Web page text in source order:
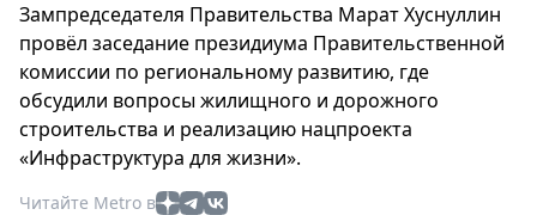
Кино
Афиша
Книги
Выставки
Пресс-
релизы
Зампредседателя Правительства Марат Хуснуллин
провёл заседание президиума Правительственной
комиссии по региональному развитию, где
обсудили вопросы жилищного и дорожного
строительства и реализацию нацпроекта
«Инфраструктура для жизни».
Читайте Metro в